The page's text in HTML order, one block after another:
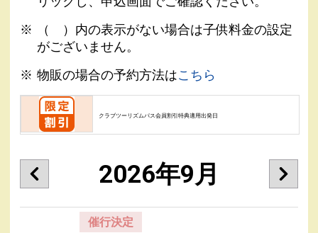
（ ）内の表示がない場合は子供料金の設定
がございません。
物販の場合の予約方法はこちら
クラブツーリズムパス会員割引特典適用出発日
2026年9月
催行決定